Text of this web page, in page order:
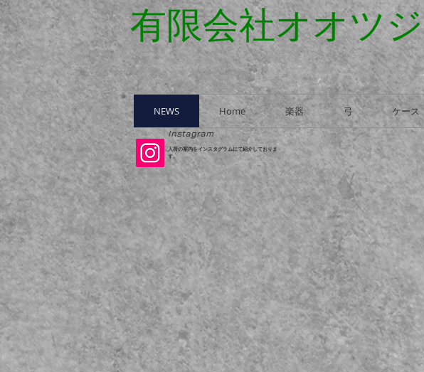
有限会社オオツジ
NEWS Home 楽器 弓 ケース
​Instagram
​入荷の案内をインスタグラムにて紹介しておりま
す。